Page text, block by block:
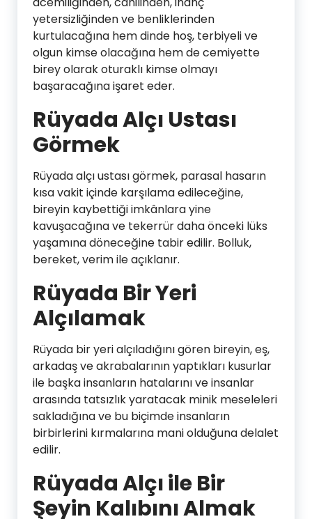
yetersizliğinden ve benliklerinden
kurtulacağına hem dinde hoş, terbiyeli ve
olgun kimse olacağına hem de cemiyette
birey olarak oturaklı kimse olmayı
başaracağına işaret eder.
Rüyada Alçı Ustası
Görmek
Rüyada alçı ustası görmek, parasal hasarın
kısa vakit içinde karşılama edileceğine,
bireyin kaybettiği imkânlara yine
kavuşacağına ve tekerrür daha önceki lüks
yaşamına döneceğine tabir edilir. Bolluk,
bereket, verim ile açıklanır.
Rüyada Bir Yeri
Alçılamak
Rüyada bir yeri alçıladığını gören bireyin, eş,
arkadaş ve akrabalarının yaptıkları kusurlar
ile başka insanların hatalarını ve insanlar
arasında tatsızlık yaratacak minik meseleleri
sakladığına ve bu biçimde insanların
birbirlerini kırmalarına mani olduğuna delalet
edilir.
Rüyada Alçı ile Bir
Şeyin Kalıbını Almak